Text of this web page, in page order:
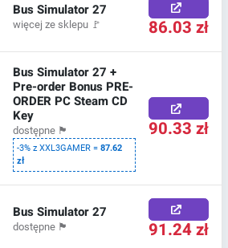
Bus Simulator 27
więcej ze sklepu 🚩 86.03 zł
Bus Simulator 27 +
Pre-order Bonus PRE-
ORDER PC Steam CD
Key
dostępne 🏴
-3% z XXL3GAMER =87.62
zł
90.33 zł
Bus Simulator 27
dostępne 🏴 91.24 zł